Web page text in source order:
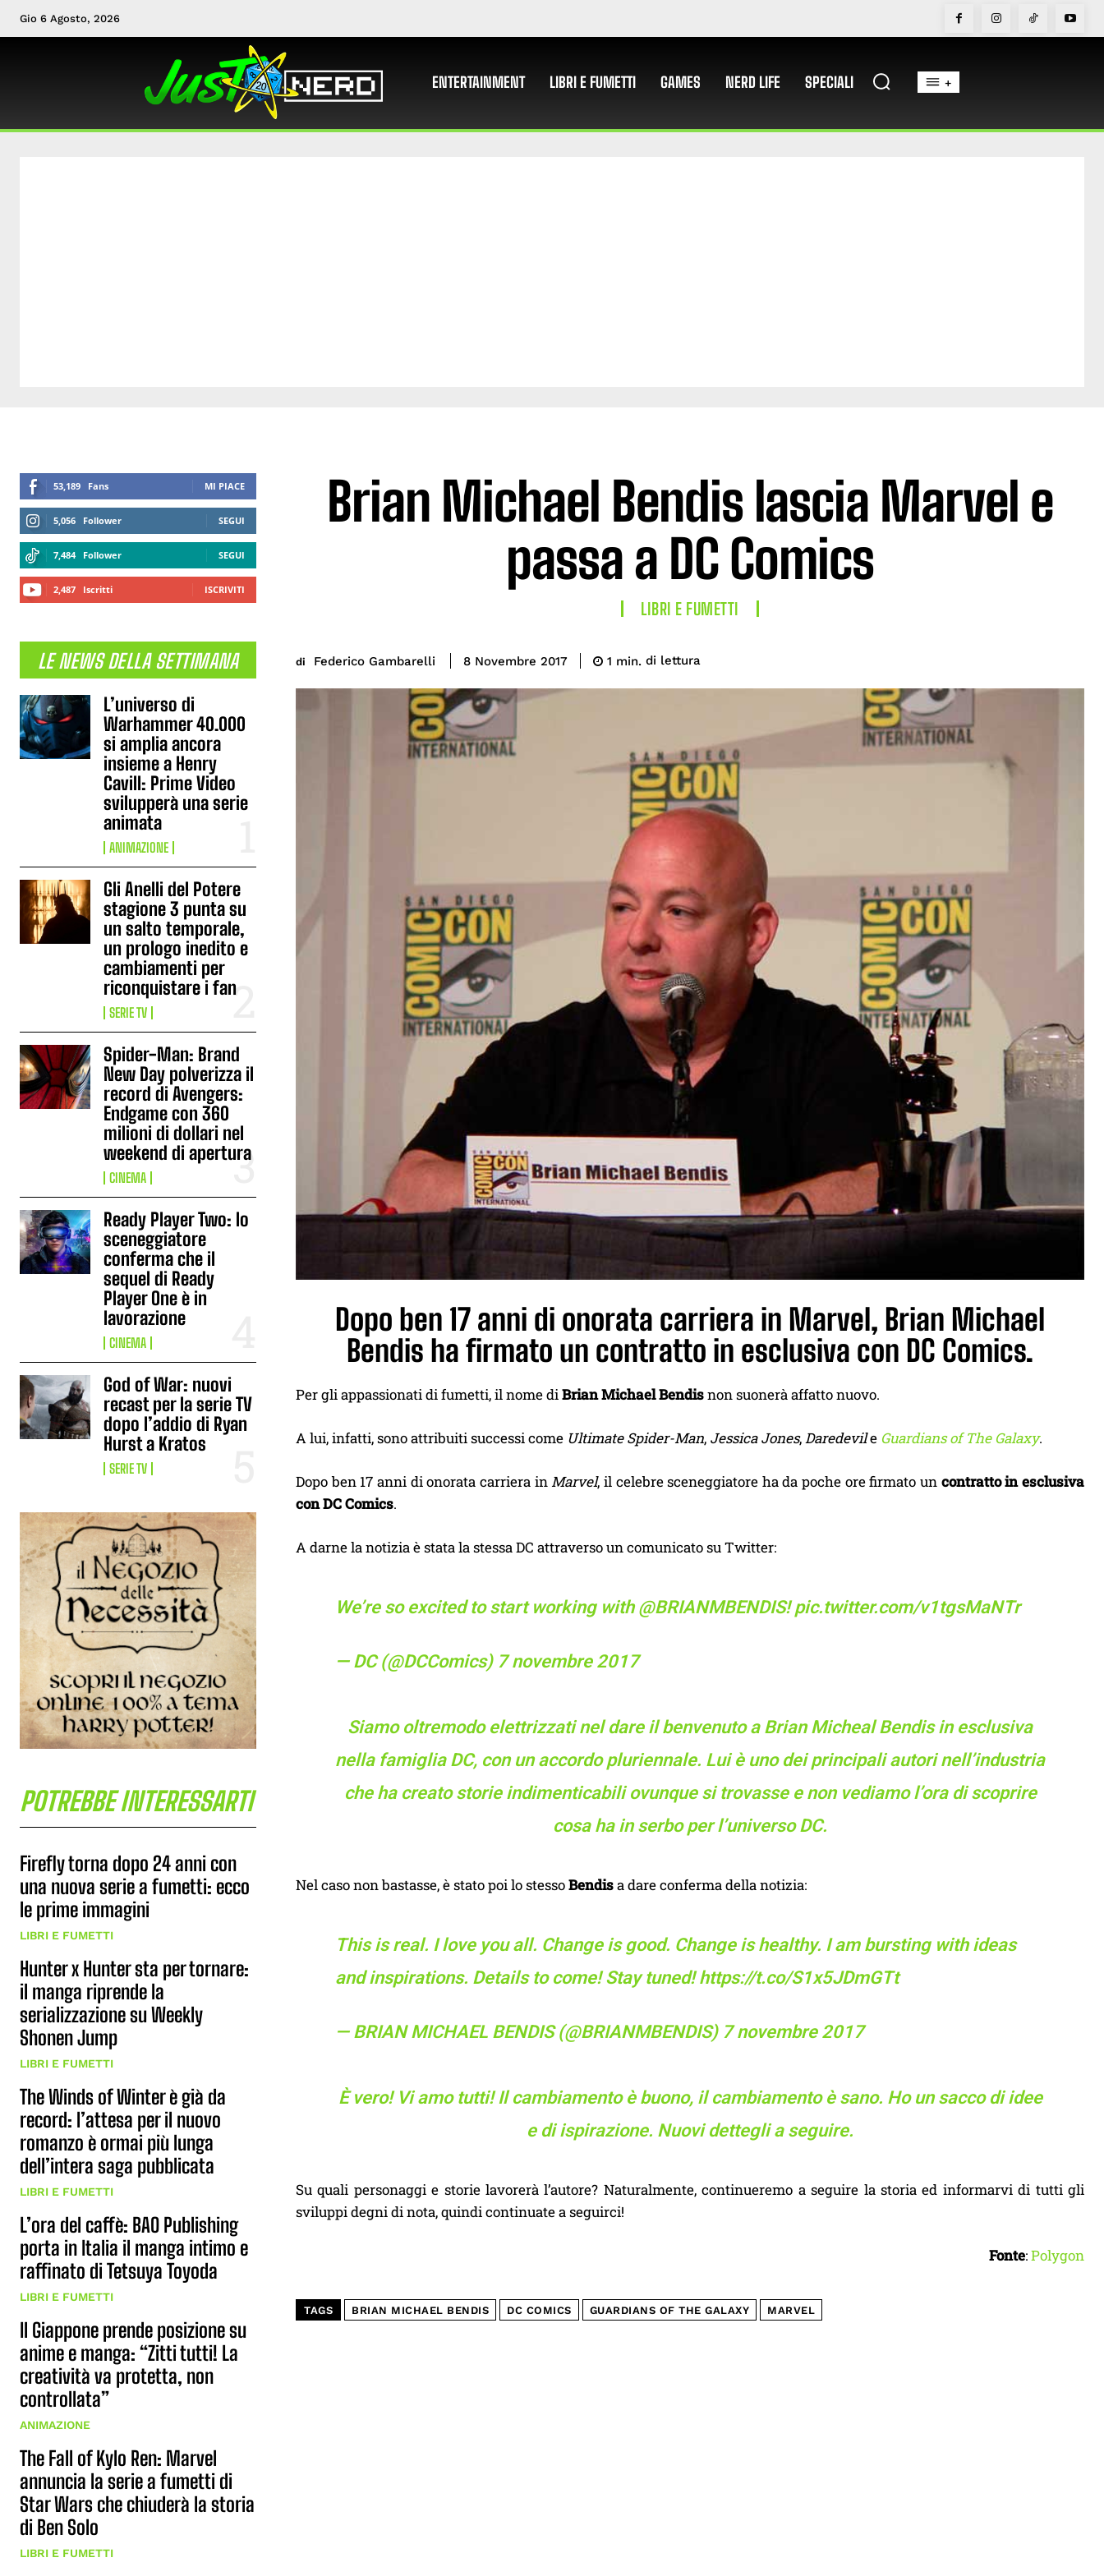
Gio 6 Agosto, 2026
ENTERTAINMENT LIBRI E FUMETTI GAMES NERD LIFE SPECIALI +
53,189 Fans MI PIACE
5,056 Follower SEGUI
7,484 Follower SEGUI
2,487 Iscritti ISCRIVITI
LE NEWS DELLA SETTIMANA
L’universo di
Warhammer 40.000
si amplia ancora
insieme a Henry
Cavill: Prime Video
svilupperà una serie
animata
ANIMAZIONE
Gli Anelli del Potere
stagione 3 punta su
un salto temporale,
un prologo inedito e
cambiamenti per
riconquistare i fan
SERIE TV
Spider-Man: Brand
New Day polverizza il
record di Avengers:
Endgame con 360
milioni di dollari nel
weekend di apertura
CINEMA
Ready Player Two: lo
sceneggiatore
conferma che il
sequel di Ready
Player One è in
lavorazione
CINEMA
God of War: nuovi
recast per la serie TV
dopo l’addio di Ryan
Hurst a Kratos
SERIE TV
POTREBBE INTERESSARTI
Firefly torna dopo 24 anni con
una nuova serie a fumetti: ecco
le prime immagini
LIBRI E FUMETTI
Hunter x Hunter sta per tornare:
il manga riprende la
serializzazione su Weekly
Shonen Jump
LIBRI E FUMETTI
The Winds of Winter è già da
record: l’attesa per il nuovo
romanzo è ormai più lunga
dell’intera saga pubblicata
LIBRI E FUMETTI
L’ora del caffè: BAO Publishing
porta in Italia il manga intimo e
raffinato di Tetsuya Toyoda
LIBRI E FUMETTI
Il Giappone prende posizione su
anime e manga: “Zitti tutti! La
creatività va protetta, non
controllata”
ANIMAZIONE
The Fall of Kylo Ren: Marvel
annuncia la serie a fumetti di
Star Wars che chiuderà la storia
di Ben Solo
LIBRI E FUMETTI
Brian Michael Bendis lascia Marvel e
passa a DC Comics
LIBRI E FUMETTI
di Federico Gambarelli 8 Novembre 2017 1 min. di lettura
Dopo ben 17 anni di onorata carriera in Marvel, Brian Michael
Bendis ha firmato un contratto in esclusiva con DC Comics.
Per gli appassionati di fumetti, il nome diBrian Michael Bendisnon suonerà affatto nuovo.
A lui, infatti, sono attribuiti successi come Ultimate Spider-Man, Jessica Jones,Daredevile Guardians of The Galaxy.
Dopo ben 17 anni di onorata carriera inMarvel, il celebre sceneggiatore ha da poche ore firmato un contratto in esclusiva
con DC Comics.
A darne la notizia è stata la stessa DC attraverso un comunicato su Twitter:
We’re so excited to start working with@BRIANMBENDIS!pic.twitter.com/v1tgsMaNTr
— DC (@DCComics) 7 novembre 2017
Siamo oltremodo elettrizzati nel dare il benvenuto a Brian Micheal Bendis in esclusiva
nella famiglia DC, con un accordo pluriennale. Lui è uno dei principali autori nell’industria
che ha creato storie indimenticabili ovunque si trovasse e non vediamo l’ora di scoprire
cosa ha in serbo per l’universo DC.
Nel caso non bastasse, è stato poi lo stessoBendisa dare conferma della notizia:
This is real. I love you all. Change is good. Change is healthy. I am bursting with ideas
and inspirations. Details to come! Stay tuned!https://t.co/S1x5JDmGTt
— BRIAN MICHAEL BENDIS (@BRIANMBENDIS) 7 novembre 2017
È vero! Vi amo tutti! Il cambiamento è buono, il cambiamento è sano. Ho un sacco di idee
e di ispirazione. Nuovi dettegli a seguire.
Su quali personaggi e storie lavorerà l’autore? Naturalmente, continueremo a seguire la storia ed informarvi di tutti gli
sviluppi degni di nota, quindi continuate a seguirci!
Fonte:Polygon
TAGS BRIAN MICHAEL BENDIS DC COMICS GUARDIANS OF THE GALAXY MARVEL